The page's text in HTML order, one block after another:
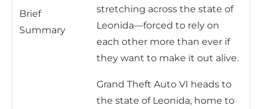
Brief
Summary
stretching across the state of
Leonida—forced to rely on
each other more than ever if
they want to make it out alive.
Grand Theft Auto VI heads to
the state of Leonida, home to